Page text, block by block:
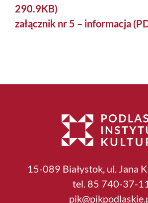
290.9KB)
załącznik nr 5 – informacja
15-089 Białystok, ul. Jana
tel. 85 740-37-